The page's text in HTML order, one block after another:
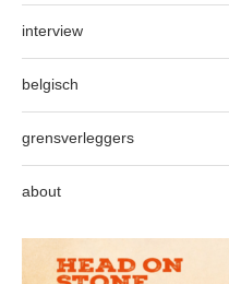
interview
belgisch
grensverleggers
about